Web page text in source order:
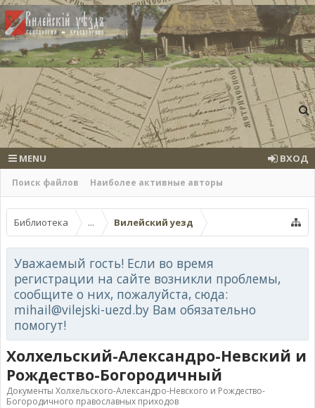
Поиск файлов Наиболее активные авторы
MENU ВХОД
Библиотека ... Вилейский уезд
Уважаемый гость! Если во время
регистрации на сайте возникли проблемы,
сообщите о них, пожалуйста, сюда:
mihail@vilejski-uezd.by Вам обязательно
помогут!
Холхельский-Александро-Невский и
Рождество-Богородичный
Документы Холхельского-Александро-Невского и Рождество-
Богородичного православных приходов